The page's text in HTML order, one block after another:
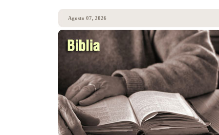
Agosto 07, 2026